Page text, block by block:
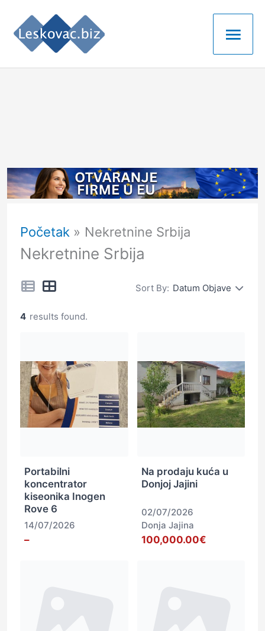
na
sadržaj
Početak Nekretnine Srbija
Nekretnine Srbija
Sort By: Datum Objave
4 results found.
Portabilni
koncentrator
kiseonika Inogen
Rove 6
14/07/2026
–
Na prodaju kuća u
Donjoj Jajini
02/07/2026
Donja Jajina
100,000.00€